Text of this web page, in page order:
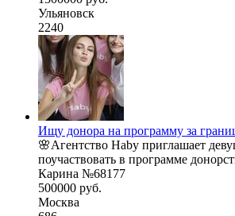
Ульяновск
2240
Ищу донора на программу за
🌸Агентство Haby приглашает
поучаствовать в программе
Карина №68177
500000 руб.
Москва